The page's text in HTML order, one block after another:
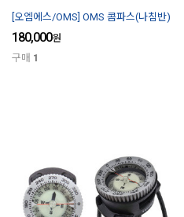
[오엠에스/OMS] OMS 콤파스(나침반)
180,000원
구매 1